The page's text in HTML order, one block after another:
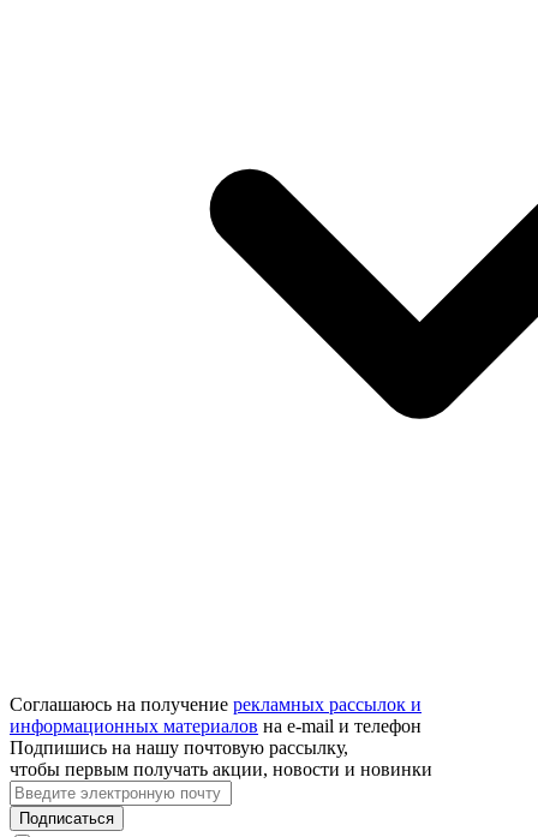
Соглашаюсь на получение рекламных рассылок и
информационных материалов на e‑mail и телефон
Подпишись на нашу почтовую рассылку,
чтобы первым получать акции, новости и новинки
Подписаться